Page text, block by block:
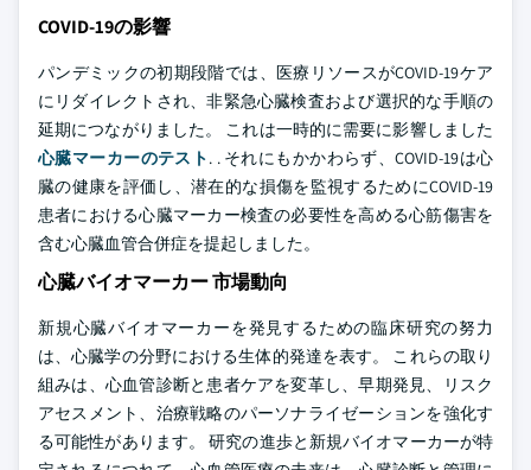
COVID-19の影響
パンデミックの初期段階では、医療リソースがCOVID-19ケア
にリダイレクトされ、非緊急心臓検査および選択的な手順の
延期につながりました。 これは一時的に需要に影響しました
心臓マーカーのテスト. . それにもかかわらず、COVID-19は心
臓の健康を評価し、潜在的な損傷を監視するためにCOVID-19
患者における心臓マーカー検査の必要性を高める心筋傷害を
含む心臓血管合併症を提起しました。
心臓バイオマーカー 市場動向
新規心臓バイオマーカーを発見するための臨床研究の努力
は、心臓学の分野における生体的発達を表す。 これらの取り
組みは、心血管診断と患者ケアを変革し、早期発見、リスク
アセスメント、治療戦略のパーソナライゼーションを強化す
る可能性があります。 研究の進歩と新規バイオマーカーが特